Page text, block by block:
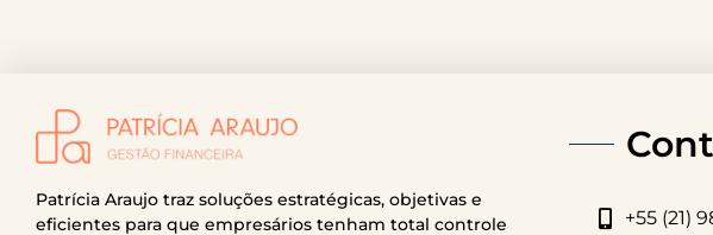
Patrícia Araujo traz soluções estratégicas, objetivas e
eficientes para que empresários tenham total controle
+55 (21)